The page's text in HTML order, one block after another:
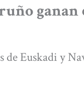
ganan
Euskadi y